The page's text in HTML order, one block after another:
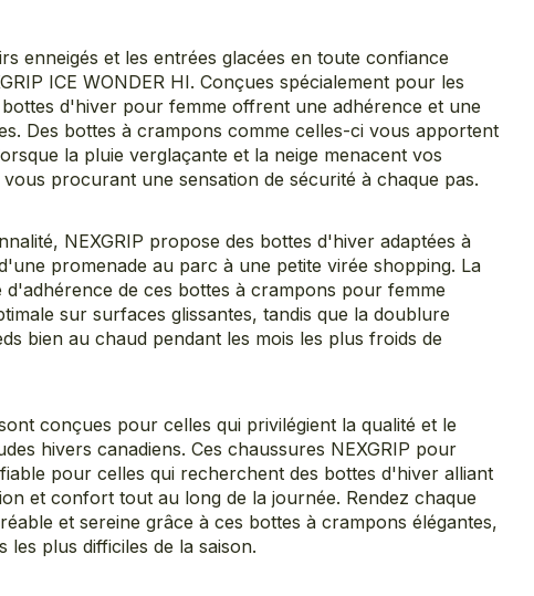
enneigés et les entrées glacées en toute confiance
ICE WONDER HI. Conçues spécialement pour les
d'hiver pour femme offrent une adhérence et une
Des bottes à crampons comme celles-ci vous apportent
la pluie verglaçante et la neige menacent vos
procurant une sensation de sécurité à chaque pas.
NEXGRIP propose des bottes d'hiver adaptées à
promenade au parc à une petite virée shopping. La
de ces bottes à crampons pour femme
sur surfaces glissantes, tandis que la doublure
bien au chaud pendant les mois les plus froids de
conçues pour celles qui privilégient la qualité et le
hivers canadiens. Ces chaussures NEXGRIP pour
pour celles qui recherchent des bottes d'hiver alliant
et confort tout au long de la journée. Rendez chaque
et sereine grâce à ces bottes à crampons élégantes,
les plus difficiles de la saison.